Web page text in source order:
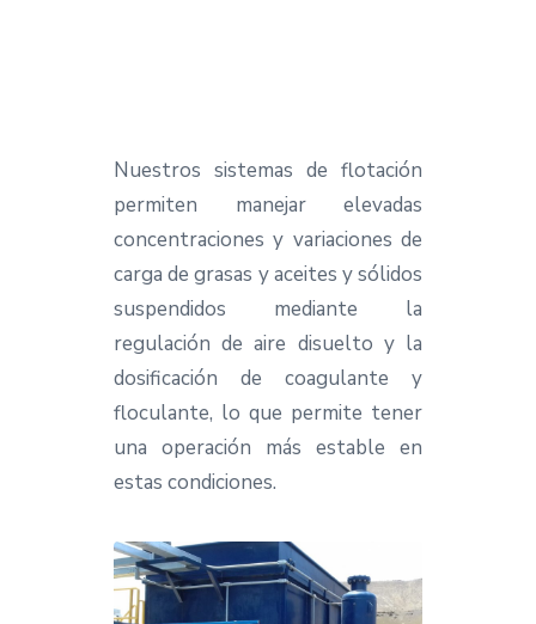
Nuestros sistemas de flotación
permiten manejar elevadas
concentraciones y variaciones de
carga de grasas y aceites y sólidos
suspendidos mediante la
regulación de aire disuelto y la
dosificación de coagulante y
floculante, lo que permite tener
una operación más estable en
estas condiciones.